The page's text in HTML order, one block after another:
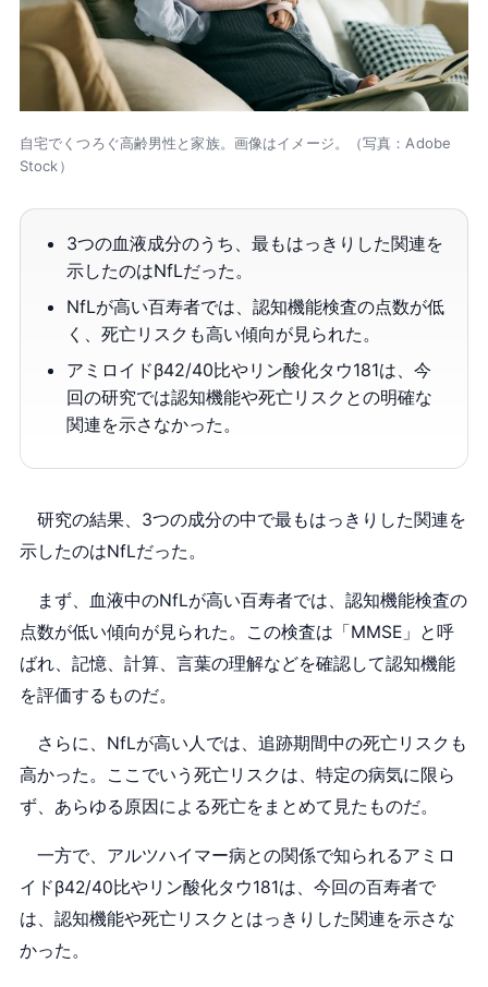
自宅でくつろぐ高齢男性と家族。画像はイメージ。（写真：Adobe
Stock）
3つの血液成分のうち、最もはっきりした関連を
示したのはNfLだった。
NfLが高い百寿者では、認知機能検査の点数が低
く、死亡リスクも高い傾向が見られた。
アミロイドβ42/40比やリン酸化タウ181は、今
回の研究では認知機能や死亡リスクとの明確な
関連を示さなかった。
研究の結果、3つの成分の中で最もはっきりした関連を
示したのはNfLだった。
まず、血液中のNfLが高い百寿者では、認知機能検査の
点数が低い傾向が見られた。この検査は「MMSE」と呼
ばれ、記憶、計算、言葉の理解などを確認して認知機能
を評価するものだ。
さらに、NfLが高い人では、追跡期間中の死亡リスクも
高かった。ここでいう死亡リスクは、特定の病気に限ら
ず、あらゆる原因による死亡をまとめて見たものだ。
一方で、アルツハイマー病との関係で知られるアミロ
イドβ42/40比やリン酸化タウ181は、今回の百寿者で
は、認知機能や死亡リスクとはっきりした関連を示さな
かった。